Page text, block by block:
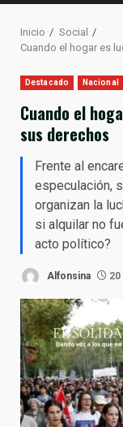
Inicio
Social
Cuando el hogar es
Destacado Nacional
Cuando el
sus derechos
Frente al
especulación,
organizan la
si alquilar no
acto político?
Alfonsina